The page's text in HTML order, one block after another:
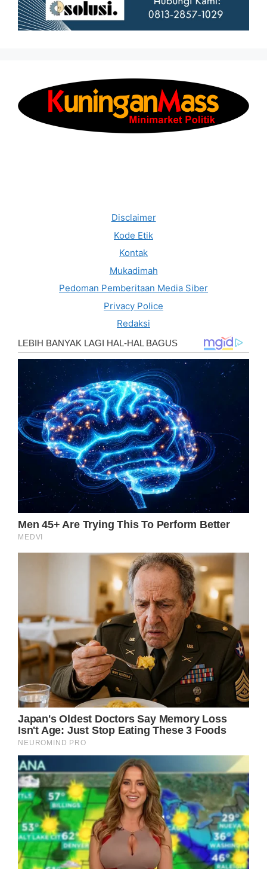
Disclaimer
Kode Etik
Kontak
Mukadimah
Pedoman Pemberitaan Media Siber
Privacy Police
Redaksi